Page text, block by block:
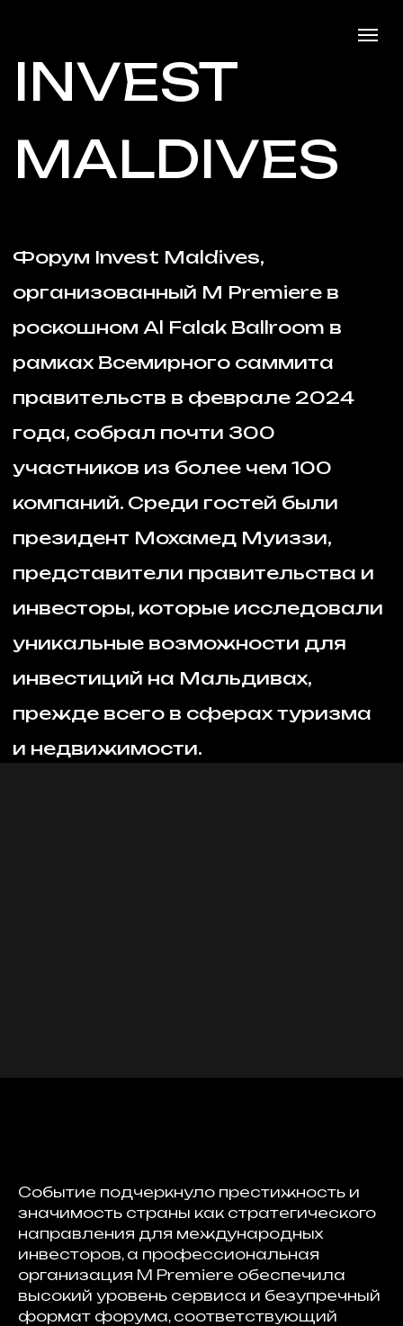
INVEST
MALDIVES
Форум Invest Maldives,
рамках Всемирного саммита
правительств в феврале 2024
участников из более чем 100
компаний. Среди гостей были
представители правительства и
инвесторы, которые исследовали
уникальные возможности для
прежде всего в сферах туризма
и недвижимости.
Событие подчеркнуло престижность и
значимость страны как стратегического
направления для международных
инвесторов, а профессиональная
организация M Premiere обеспечила
высокий уровень сервиса и безупречный
формат форума, соответствующий